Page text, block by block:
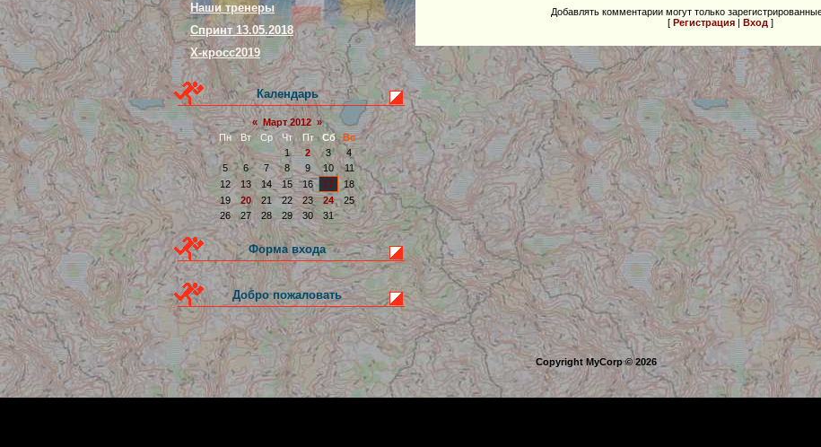
Наши тренеры
Спринт 13.05.2018
Х-кросс2019
Календарь
« Март 2012 »
Пн
Вт Ср Чт Пт Сб
Вс
1
2 3
4
5
6 7 8 9 10
11
12
13 14 15 16 17
18
19
20 21 22 23 24
25
26
27 28 29 30 31
Форма входа
Добро пожаловать
Добавлять комментарии могут только
[ Регистрация | Вход ]
Copyright MyCorp © 2026